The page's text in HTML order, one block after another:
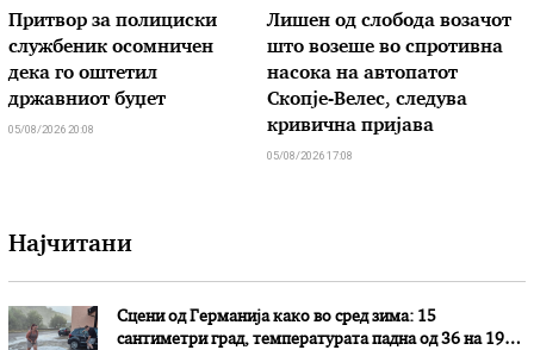
Притвор за полициски
службеник осомничен
дека го оштетил
државниот буџет
05/08/2026 20:08
Лишен од слобода возачот
што возеше во спротивна
насока на автопатот
Скопје-Велес, следува
кривична пријава
05/08/2026 17:08
Најчитани
Сцени од Германија како во сред зима: 15
сантиметри град, температурата падна од 36 на 19